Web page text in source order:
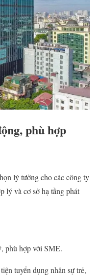
phù hợp
lý tưởng cho các công ty
lý và cơ sở hạ tầng phát
phù hợp với SME.
tuyển dụng nhân sự trẻ,